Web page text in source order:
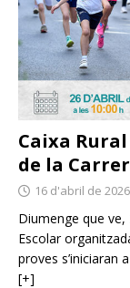
Caixa
de la
16 d'abril de 2026
Diumenge que ve,
Escolar
proves s’iniciaran
[+]